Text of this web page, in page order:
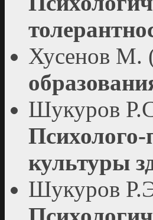
Хусенов М.
Шукуров
культуры
Шукуров